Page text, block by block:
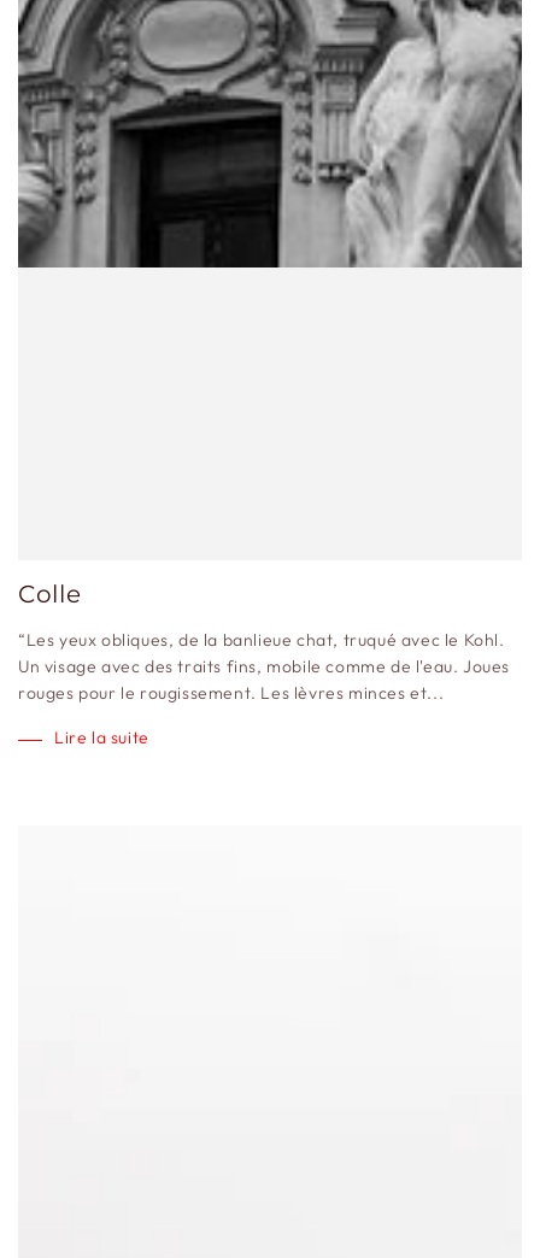
Colle
“Les yeux obliques, de la banlieue chat, truqué avec le Kohl.
Un visage avec des traits fins, mobile comme de l'eau. Joues
rouges pour le rougissement. Les lèvres minces et...
Lire la suite